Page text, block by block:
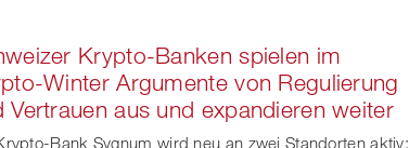
Krypto-Banken spielen im
Winter Argumente von Regulierung
Vertrauen aus und expandieren weiter
Bank Sygnum wird neu an zwei Standorten aktiv: